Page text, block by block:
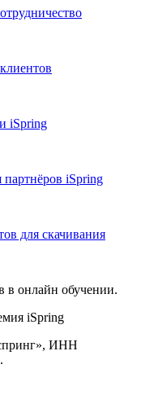
iSpring
iSpring
для скачивания
в онлайн обучении.
iSpring
ИНН